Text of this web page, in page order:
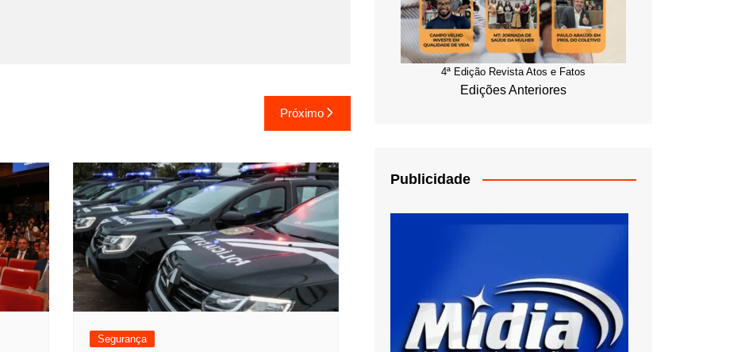
Próximo
Segurança
4ª Edição Revista Atos e Fatos
Edições Anteriores
Publicidade